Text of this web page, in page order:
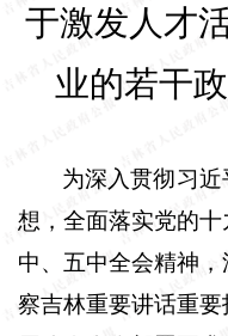
于激发人才
业的若干
为深入贯彻习
想，全面落实党的
中、五中全会精神
察吉林重要讲话重